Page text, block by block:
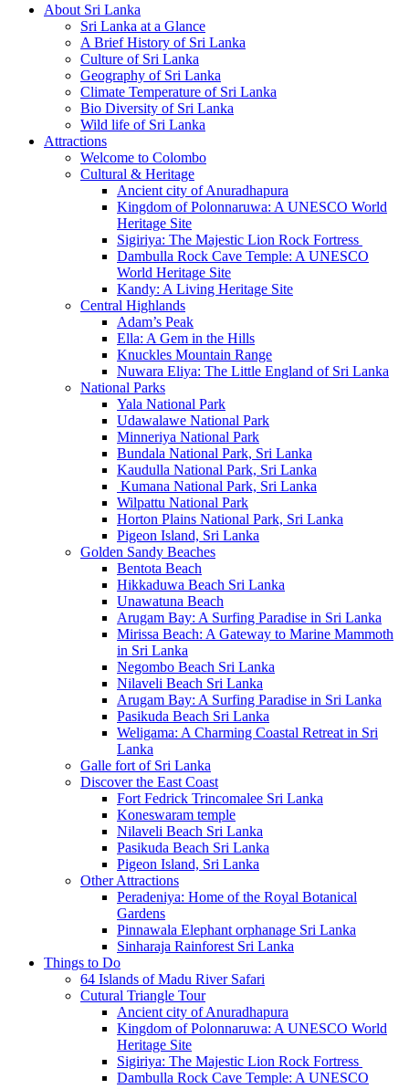
About Sri Lanka
Sri Lanka at a Glance
A Brief History of Sri Lanka
Culture of Sri Lanka
Geography of Sri Lanka
Climate Temperature of Sri Lanka
Bio Diversity of Sri Lanka
Wild life of Sri Lanka
Attractions
Welcome to Colombo
Cultural & Heritage
Ancient city of Anuradhapura
Kingdom of Polonnaruwa: A UNESCO World
Heritage Site
Sigiriya: The Majestic Lion Rock Fortress
Dambulla Rock Cave Temple: A UNESCO
World Heritage Site
Kandy: A Living Heritage Site
Central Highlands
Adam’s Peak
Ella: A Gem in the Hills
Knuckles Mountain Range
Nuwara Eliya: The Little England of Sri Lanka
National Parks
Yala National Park
Udawalawe National Park
Minneriya National Park
Bundala National Park, Sri Lanka
Kaudulla National Park, Sri Lanka
Kumana National Park, Sri Lanka
Wilpattu National Park
Horton Plains National Park, Sri Lanka
Pigeon Island, Sri Lanka
Golden Sandy Beaches
Bentota Beach
Hikkaduwa Beach Sri Lanka
Unawatuna Beach
Arugam Bay: A Surfing Paradise in Sri Lanka
Mirissa Beach: A Gateway to Marine Mammoth
in Sri Lanka
Negombo Beach Sri Lanka
Nilaveli Beach Sri Lanka
Arugam Bay: A Surfing Paradise in Sri Lanka
Pasikuda Beach Sri Lanka
Weligama: A Charming Coastal Retreat in Sri
Lanka
Galle fort of Sri Lanka
Discover the East Coast
Fort Fedrick Trincomalee Sri Lanka
Koneswaram temple
Nilaveli Beach Sri Lanka
Pasikuda Beach Sri Lanka
Pigeon Island, Sri Lanka
Other Attractions
Peradeniya: Home of the Royal Botanical
Gardens
Pinnawala Elephant orphanage Sri Lanka
Sinharaja Rainforest Sri Lanka
Things to Do
64 Islands of Madu River Safari
Cutural Triangle Tour
Ancient city of Anuradhapura
Kingdom of Polonnaruwa: A UNESCO World
Heritage Site
Sigiriya: The Majestic Lion Rock Fortress
Dambulla Rock Cave Temple: A UNESCO